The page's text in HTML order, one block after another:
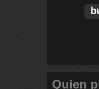
Quien